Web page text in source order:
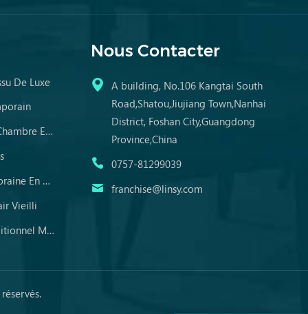
De Luxe
Commodes En Miroir De Chambre En Bois
Table À Manger Contemporaine En Marbre
Vieilli
Ensemble De Canapé Traditionnel Meubles En Cuir
Nous Contacter
A building, No.106 Kangtai South
Road,Shatou,Jiujiang Town,Nanhai
District, Foshan City,Guangdong
Province,China
0757-81299039
franchise@linsy.com